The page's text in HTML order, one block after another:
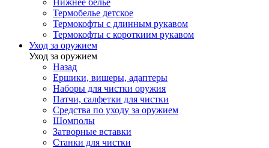
Нижнее белье
Термобелье детское
Термокофты с длинным рукавом
Термокофты с короткиим рукавом
Уход за оружием
Уход за оружием
Назад
Ершики, вишеры, адаптеры
Наборы для чистки оружия
Патчи, салфетки для чистки
Средства по уходу за оружием
Шомполы
Затворные вставки
Станки для чистки